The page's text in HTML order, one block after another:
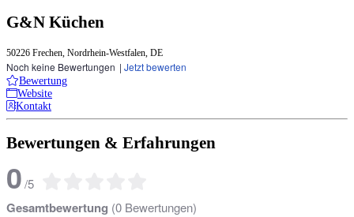
G&N Küchen
50226 Frechen, Nordrhein-Westfalen, DE
Noch keine Bewertungen | Jetzt bewerten
Bewertung
Website
Kontakt
Bewertungen & Erfahrungen
0/5
Gesamtbewertung (0 Bewertungen)